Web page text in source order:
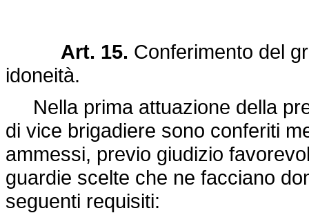
Art. 15. Conferimento del
idoneità.
Nella prima attuazione della
di vice brigadiere sono conferiti
ammessi, previo giudizio
guardie scelte che ne facciano
seguenti requisiti: